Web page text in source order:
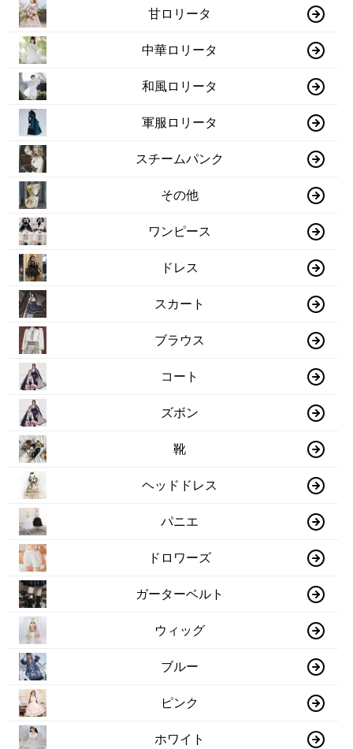
甘ロリータ
中華ロリータ
和風ロリータ
軍服ロリータ
スチームパンク
その他
ワンピース
ドレス
スカート
ブラウス
コート
ズボン
靴
ヘッドドレス
パニエ
ドロワーズ
ガーターベルト
ウィッグ
ブルー
ピンク
ホワイト